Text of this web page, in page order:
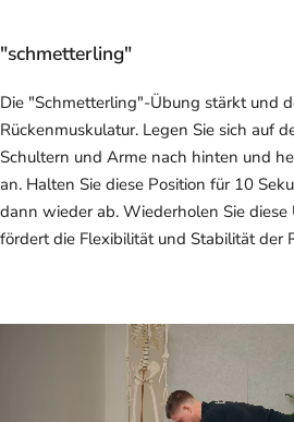
"schmetterling"
Die "Schmetterling"-Übung stärkt und
Rückenmuskulatur. Legen Sie sich auf
Schultern und Arme nach hinten und
an. Halten Sie diese Position für 10
dann wieder ab. Wiederholen Sie
fördert die Flexibilität und Stabilität der